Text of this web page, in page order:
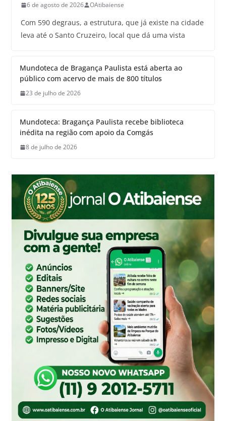
6 de agosto de 2026 OAtibaiense
Com 590 degraus, a estrutura, que já existe na cidade
leva até o Santo Cruzeiro, local que dá uma vista
Mundoteca de Bragança Paulista está aberta ao
público com acervo de mais de 800 títulos
23 de julho de 2026
Mundoteca: Bragança Paulista recebe biblioteca
inédita na região com apoio da Comgás
8 de julho de 2026